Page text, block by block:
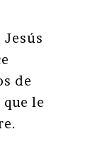
de
que le